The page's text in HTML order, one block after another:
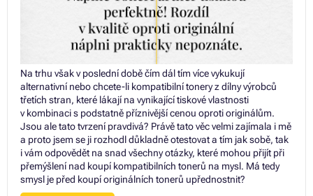
Na trhu však v poslední době čím dál tím více vykukují
alternativní nebo chcete-li kompatibilní tonery z dílny výrobců
třetích stran, které lákají na vynikající tiskové vlastnosti
v kombinaci s podstatně příznivější cenou oproti originálům.
Jsou ale tato tvrzení pravdivá? Právě tato věc velmi zajímala i mě
a proto jsem se ji rozhodl důkladně otestovat a tím jak sobě, tak
i vám odpovědět na snad všechny otázky, které mohou přijít při
přemýšlení nad koupí kompatibilních tonerů na mysl. Má tedy
smysl je před koupí originálních tonerů upřednostnit?